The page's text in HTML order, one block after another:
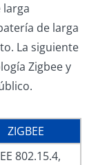
de larga
La siguiente
Zigbee y
ZIGBEE
802.15.4,